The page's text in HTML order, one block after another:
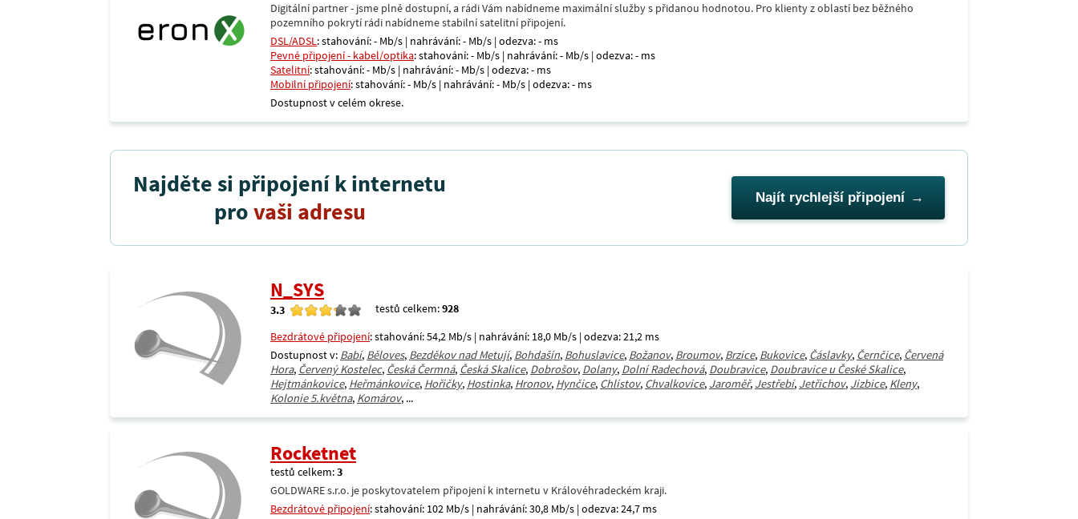
Digitální partner - jsme plně dostupní, a rádi Vám nabídneme maximální služby s přidanou hodnotou. Pro klienty z oblastí bez běžného
pozemního pokrytí rádi nabídneme stabilní satelitní připojení.
DSL/ADSL: stahování: - Mb/s | nahrávání: - Mb/s | odezva: - ms
Pevné připojení - kabel/optika: stahování: - Mb/s | nahrávání: - Mb/s | odezva: - ms
Satelitní: stahování: - Mb/s | nahrávání: - Mb/s | odezva: - ms
Mobilní připojení: stahování: - Mb/s | nahrávání: - Mb/s | odezva: - ms
Dostupnost v celém okrese.
Najděte si připojení k internetu
provaši adresu Najít rychlejší připojení
N_SYS
3.3 testů celkem:928
Bezdrátové připojení: stahování: 54,2 Mb/s | nahrávání: 18,0 Mb/s | odezva: 21,2 ms
Dostupnost v: Babí, Běloves, Bezděkov nad Metují, Bohdašín, Bohuslavice, Božanov, Broumov, Brzice, Bukovice, Čáslavky, Černčice, Červená
Hora, Červený Kostelec, Česká Čermná, Česká Skalice, Dobrošov, Dolany, Dolní Radechová, Doubravice, Doubravice u České Skalice,
Hejtmánkovice, Heřmánkovice, Hořičky, Hostinka, Hronov, Hynčice, Chlístov, Chvalkovice, Jaroměř, Jestřebí, Jetřichov, Jizbice, Kleny,
Kolonie 5.května, Komárov, ...
Rocketnet
testů celkem:3
GOLDWARE s.r.o. je poskytovatelem připojení k internetu v Královéhradeckém kraji.
Bezdrátové připojení: stahování: 102 Mb/s | nahrávání: 30,8 Mb/s | odezva: 24,7 ms